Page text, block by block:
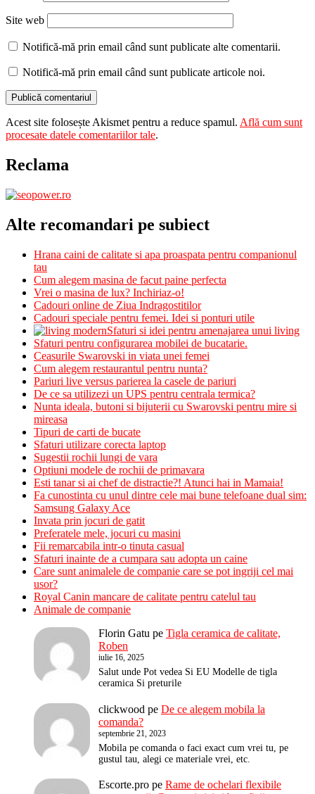
Site web
Notifică-mă prin email când sunt publicate alte comentarii.
Notifică-mă prin email când sunt publicate articole noi.
Acest site folosește Akismet pentru a reduce spamul. Află cum sunt
procesate datele comentariilor tale.
Reclama
Alte recomandari pe subiect
Hrana caini de calitate si apa proaspata pentru companionul
tau
Cum alegem masina de facut paine perfecta
Vrei o masina de lux? Inchiriaz-o!
Cadouri online de Ziua Indragostitilor
Cadouri speciale pentru femei. Idei si ponturi utile
Sfaturi si idei pentru amenajarea unui living
Sfaturi pentru configurarea mobilei de bucatarie.
Ceasurile Swarovski in viata unei femei
Cum alegem restaurantul pentru nunta?
Pariuri live versus parierea la casele de pariuri
De ce sa utilizezi un UPS pentru centrala termica?
Nunta ideala, butoni si bijuterii cu Swarovski pentru mire si
mireasa
Tipuri de carti de bucate
Sfaturi utilizare corecta laptop
Sugestii rochii lungi de vara
Optiuni modele de rochii de primavara
Esti tanar si ai chef de distractie?! Atunci hai in Mamaia!
Fa cunostinta cu unul dintre cele mai bune telefoane dual sim:
Samsung Galaxy Ace
Invata prin jocuri de gatit
Preferatele mele, jocuri cu masini
Fii remarcabila intr-o tinuta casual
Sfaturi inainte de a cumpara sau adopta un caine
Care sunt animalele de companie care se pot ingriji cel mai
usor?
Royal Canin mancare de calitate pentru catelul tau
Animale de companie
Florin Gatu pe Tigla ceramica de calitate,
Roben
iulie 16, 2025
Salut unde Pot vedea Si EU Modelle de tigla
ceramica Si preturile
clickwood pe De ce alegem mobila la
comanda?
septembrie 21, 2023
Mobila pe comanda o faci exact cum vrei tu, pe
gustul tau, alegi ce materiale vrei, etc.
Escorte.pro pe Rame de ochelari flexibile